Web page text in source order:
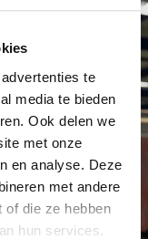
te
media te bieden
Ook delen we
met onze
en analyse. Deze
met andere
of die ze hebben
hun services.